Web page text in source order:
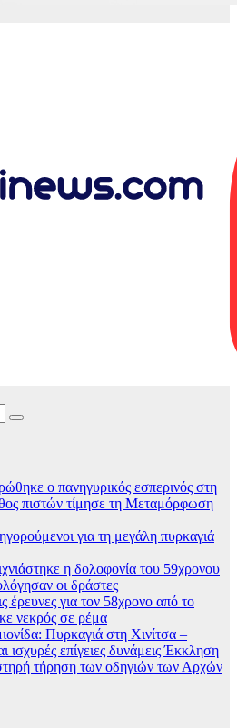
ο πανηγυρικός εσπερινός στη
πιστών τίμησε τη Μεταμόρφωση
για τη μεγάλη πυρκαγιά
η δολοφονία του 59χρονου
οι δράστες
έρευνες για τον 58χρονο από το
νεκρός σε ρέμα
Πυρκαγιά στη Χινίτσα –
ισχυρές επίγειες δυνάμεις Έκκληση
τήρηση των οδηγιών των Αρχών